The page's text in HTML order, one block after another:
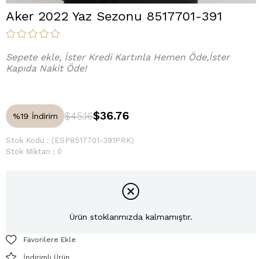
Aker 2022 Yaz Sezonu 8517701-391
Sepete ekle, İster Kredi Kartınla Hemen Öde,İster
Kapıda Nakit Öde!
%19 İndirim $45.16$36.76
Stok Kodu
(ESP8517701-391PRK)
Stok Miktarı : 0
Ürün stoklarımızda kalmamıştır.
Favorilere Ekle